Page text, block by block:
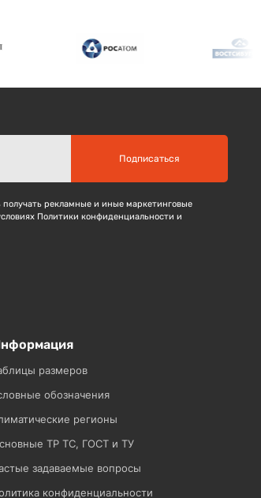
Подписаться
рекламные и иные маркетинговые
Политики конфиденциальности и
размеров
обозначения
регионы
ТР ТС, ГОСТ и ТУ
задаваемые вопросы
конфиденциальности